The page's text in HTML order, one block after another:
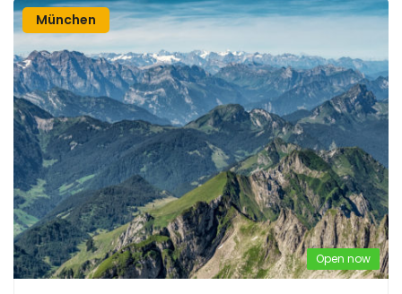
München
Open now